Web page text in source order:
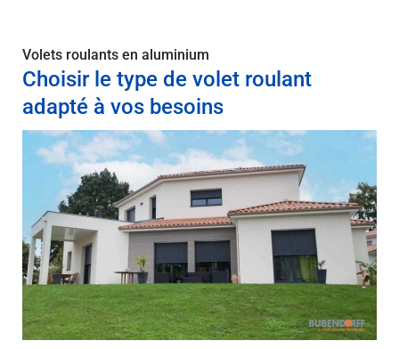
Volets roulants en aluminium
Choisir le type de volet roulant
adapté à vos besoins